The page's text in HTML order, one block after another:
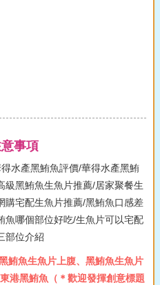
事項
水產黑鮪魚評價/華得水產黑鮪
級黑鮪魚生魚片推薦/居家聚餐生
購宅配生魚片推薦/黑鮪魚口感差
魚哪個部位好吃/生魚片可以宅配
部位介紹
鮪魚生魚片上腹、黑鮪魚生魚片
港黑鮪魚（＊歡迎發揮創意標題